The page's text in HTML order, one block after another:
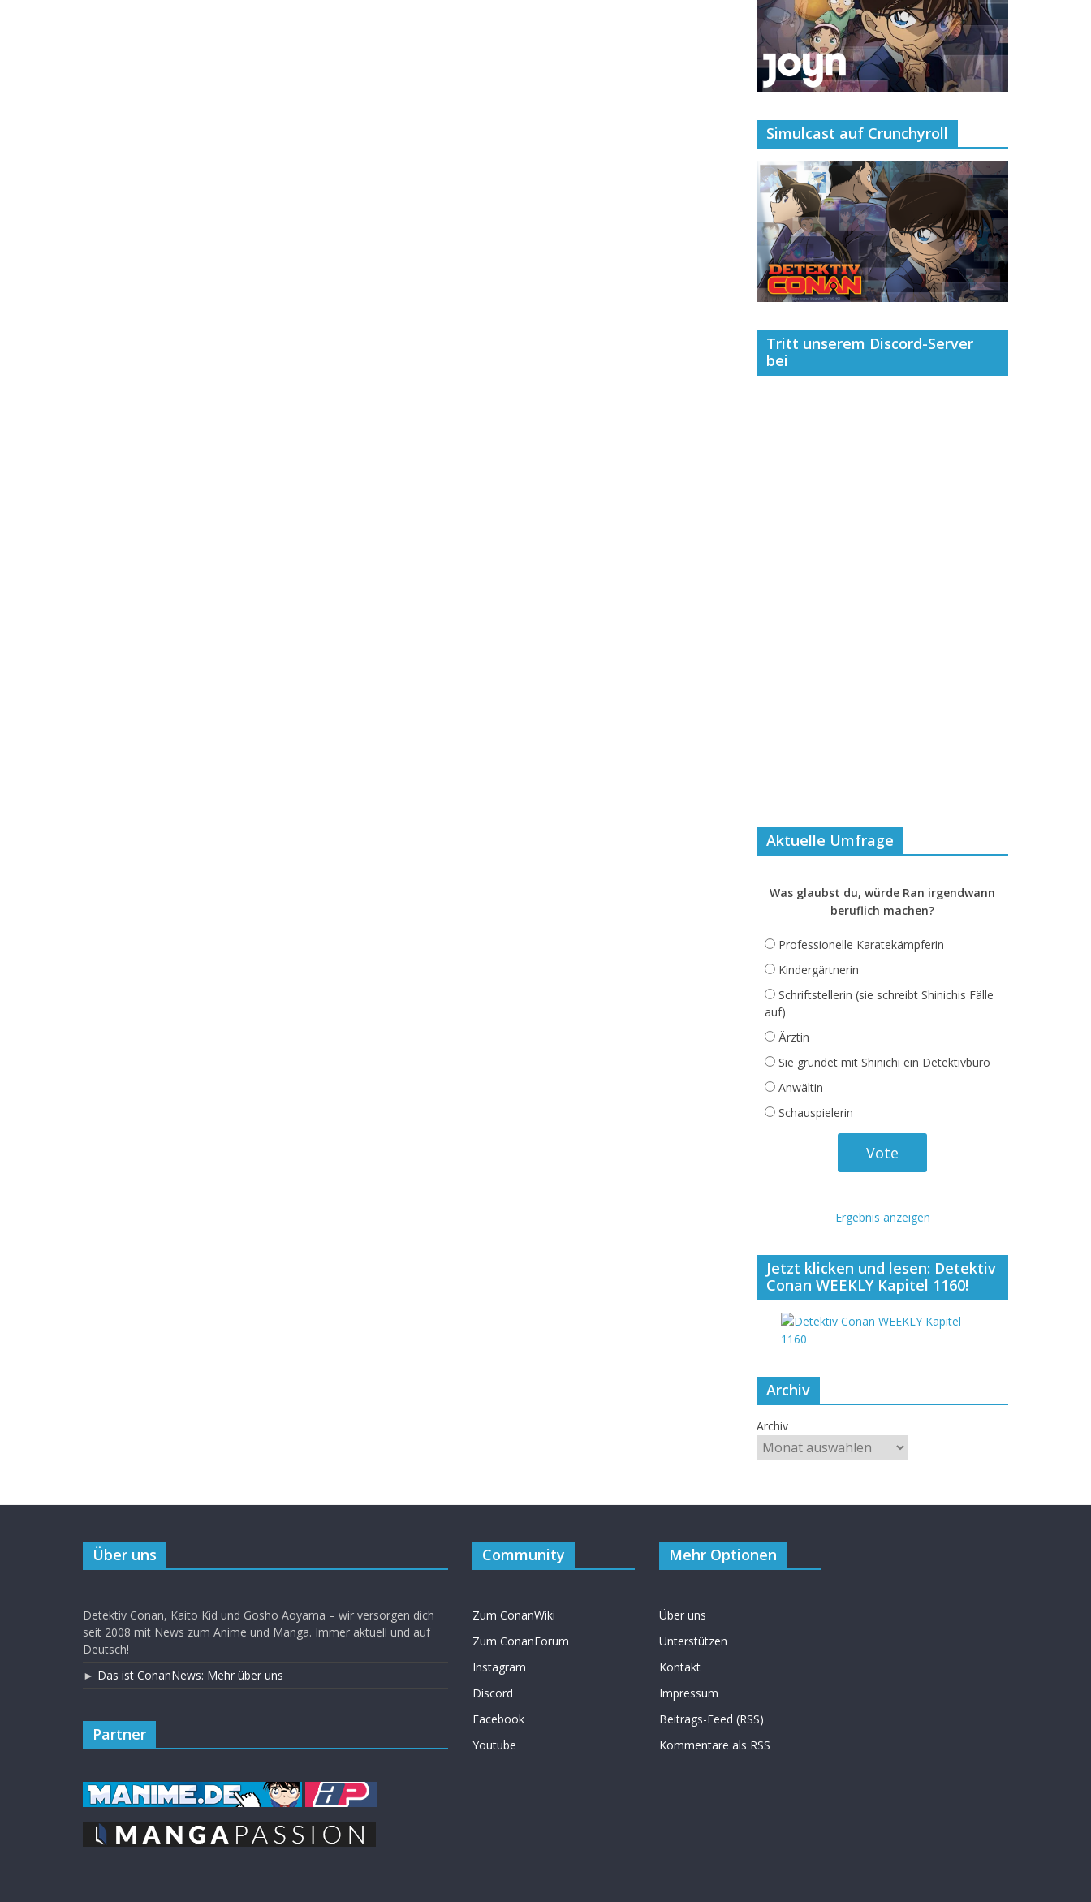
Simulcast auf Crunchyroll
Tritt unserem Discord-Server
bei
Aktuelle Umfrage
Was glaubst du, würde Ran irgendwann
beruflich machen?
Professionelle Karatekämpferin
Kindergärtnerin
Schriftstellerin (sie schreibt Shinichis Fälle
auf)
Ärztin
Sie gründet mit Shinichi ein Detektivbüro
Anwältin
Schauspielerin
Ergebnis anzeigen
Jetzt klicken und lesen: Detektiv
Conan WEEKLY Kapitel 1160!
Archiv
Archiv
Über uns
Detektiv Conan, Kaito Kid und Gosho Aoyama – wir versorgen dich
seit 2008 mit News zum Anime und Manga. Immer aktuell und auf
Deutsch!
► Das ist ConanNews: Mehr über uns
Partner
Community
Zum ConanWiki
Zum ConanForum
Instagram
Discord
Facebook
Youtube
Mehr Optionen
Über uns
Unterstützen
Kontakt
Impressum
Beitrags-Feed (RSS)
Kommentare als RSS